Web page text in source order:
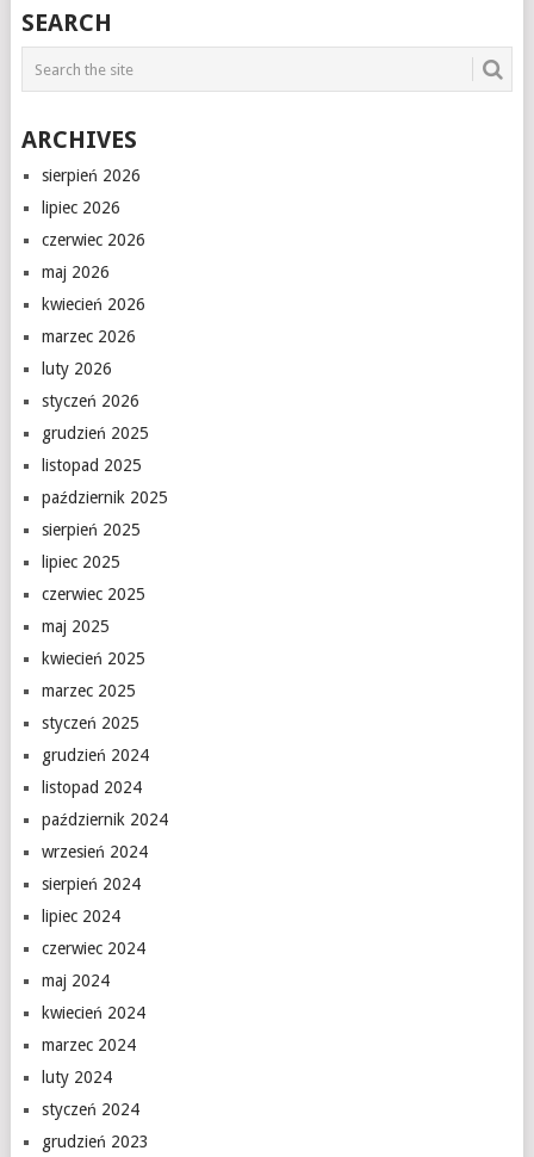
SEARCH
ARCHIVES
sierpień 2026
lipiec 2026
czerwiec 2026
maj 2026
kwiecień 2026
marzec 2026
luty 2026
styczeń 2026
grudzień 2025
listopad 2025
październik 2025
sierpień 2025
lipiec 2025
czerwiec 2025
maj 2025
kwiecień 2025
marzec 2025
styczeń 2025
grudzień 2024
listopad 2024
październik 2024
wrzesień 2024
sierpień 2024
lipiec 2024
czerwiec 2024
maj 2024
kwiecień 2024
marzec 2024
luty 2024
styczeń 2024
grudzień 2023